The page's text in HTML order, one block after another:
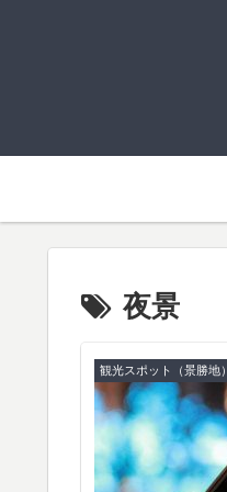
夜景
観光スポット（景勝地）